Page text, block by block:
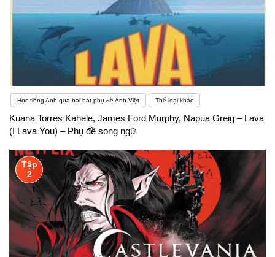
Học tiếng Anh qua bài hát phụ đề Anh-Việt Thể loại khác
Kuana Torres Kahele, James Ford Murphy, Napua Greig – Lava
(I Lava You) – Phụ đề song ngữ
Tập
2